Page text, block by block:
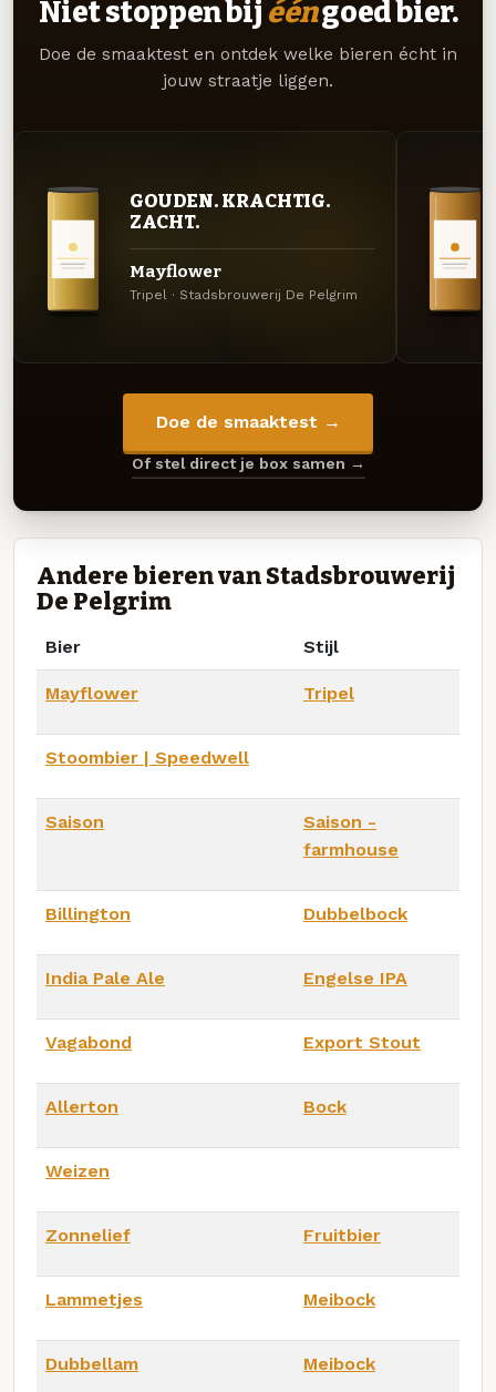
Niet stoppen bij ééngoed bier.
Doe de smaaktest en ontdek welke bieren écht in
jouw straatje liggen.
GOUDEN. KRACHTIG.
ZACHT.
Mayflower
Tripel · Stadsbrouwerij De Pelgrim
Doe de smaaktest →
Of stel direct je box samen →
Andere bieren van Stadsbrouwerij
De Pelgrim
Bier Stijl
Mayflower Tripel
Stoombier | Speedwell
Saison
Saison -
farmhouse
Billington Dubbelbock
India Pale Ale Engelse IPA
Vagabond Export Stout
Allerton Bock
Weizen
Zonnelief Fruitbier
Lammetjes Meibock
Dubbellam Meibock